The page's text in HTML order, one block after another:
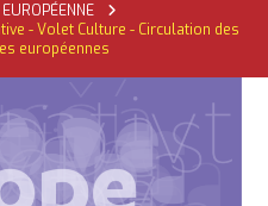
ACTUALITÉ DE L'UNION
- Volet Culture - Circulation des
européennes